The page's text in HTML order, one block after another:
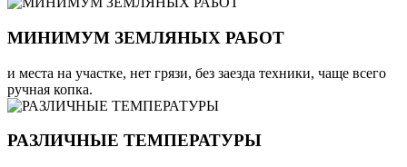
МИНИМУМ ЗЕМЛЯНЫХ РАБОТ
и места на участке, нет грязи, без заезда техники, чаще всего
ручная копка.
РАЗЛИЧНЫЕ ТЕМПЕРАТУРЫ